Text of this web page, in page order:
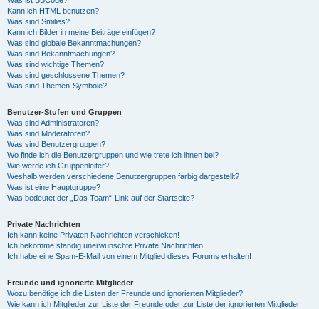
Kann ich HTML benutzen?
Was sind Smilies?
Kann ich Bilder in meine Beiträge einfügen?
Was sind globale Bekanntmachungen?
Was sind Bekanntmachungen?
Was sind wichtige Themen?
Was sind geschlossene Themen?
Was sind Themen-Symbole?
Benutzer-Stufen und Gruppen
Was sind Administratoren?
Was sind Moderatoren?
Was sind Benutzergruppen?
Wo finde ich die Benutzergruppen und wie trete ich ihnen bei?
Wie werde ich Gruppenleiter?
Weshalb werden verschiedene Benutzergruppen farbig dargestellt?
Was ist eine Hauptgruppe?
Was bedeutet der „Das Team“-Link auf der Startseite?
Private Nachrichten
Ich kann keine Privaten Nachrichten verschicken!
Ich bekomme ständig unerwünschte Private Nachrichten!
Ich habe eine Spam-E-Mail von einem Mitglied dieses Forums erhalten!
Freunde und ignorierte Mitglieder
Wozu benötige ich die Listen der Freunde und ignorierten Mitglieder?
Wie kann ich Mitglieder zur Liste der Freunde oder zur Liste der ignorierten Mitglieder